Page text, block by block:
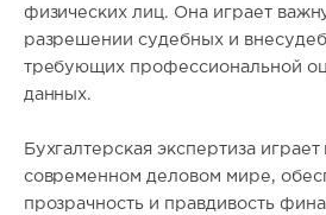
физических лиц. Она играет
разрешении судебных и
требующих профессиональной
данных.
Бухгалтерская экспертиза
современном деловом мире,
прозрачность и правдивость